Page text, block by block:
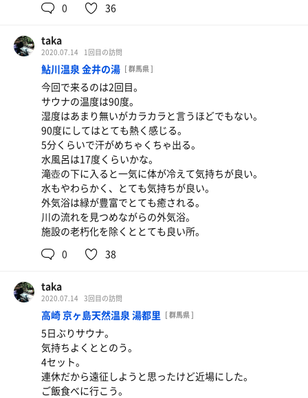
0
36
taka
2020.07.14 1回目の訪問
鮎川温泉 金井の湯 [ 群馬県 ]
今回で来るのは2回目。
サウナの温度は90度。
湿度はあまり無いがカラカラと言うほどでもない。
90度にしてはとても熱く感じる。
5分くらいで汗がめちゃくちゃ出る。
水風呂は17度くらいかな。
滝壺の下に入ると一気に体が冷えて気持ちが良い。
水もやわらかく、とても気持ちが良い。
外気浴は緑が豊富でとても癒される。
川の流れを見つめながらの外気浴。
施設の老朽化を除くととても良い所。
0
38
taka
2020.07.14 3回目の訪問
高崎 京ヶ島天然温泉 湯都里 [ 群馬県 ]
5日ぶりサウナ。
気持ちよくととのう。
4セット。
連休だから遠征しようと思ったけど近場にした。
ご飯食べに行こう。